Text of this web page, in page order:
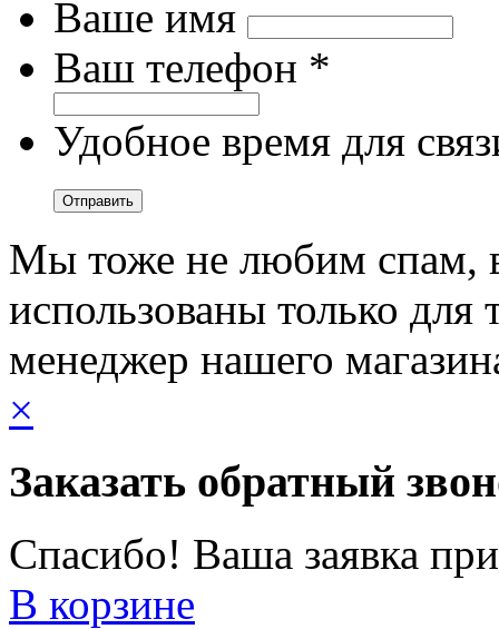
Ваше имя
Ваш телефон *
Удобное время для
Мы тоже не любим спам,
использованы только для
менеджер нашего
×
Заказать обратный
Спасибо! Ваша заявка
В корзине